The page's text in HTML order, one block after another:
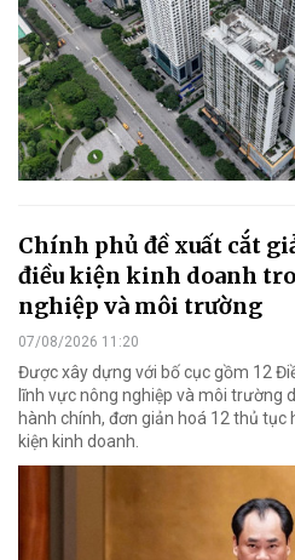
Chính phủ đề xuất cắt
điều kiện kinh doanh
nghiệp và môi trường
07/08/2026 11:20
Được xây dựng với bố cục gồm 12
lĩnh vực nông nghiệp và môi trường
hành chính, đơn giản hoá 12 thủ tục
kiện kinh doanh.